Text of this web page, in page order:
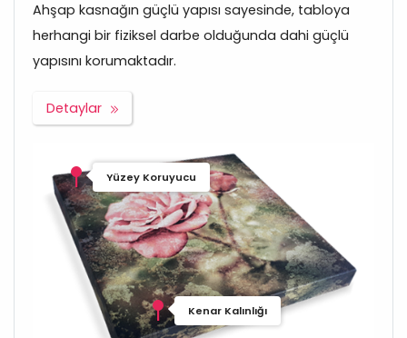
Ahşap kasnağın güçlü yapısı sayesinde, tabloya
herhangi bir fiziksel darbe olduğunda dahi güçlü
yapısını korumaktadır.
Detaylar
Yüzey Koruyucu
Kenar Kalınlığı